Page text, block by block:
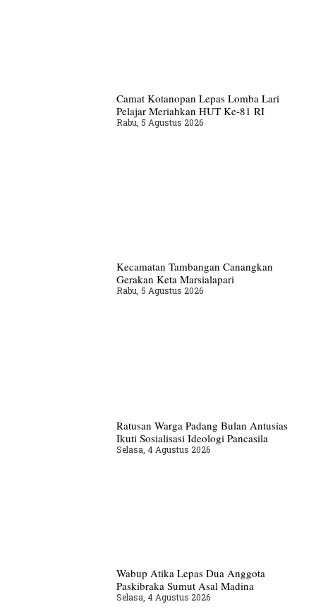
Camat Kotanopan Lepas Lomba Lari
Pelajar Meriahkan HUT Ke-81 RI
Rabu, 5 Agustus 2026
Kecamatan Tambangan Canangkan
Gerakan Keta Marsialapari
Rabu, 5 Agustus 2026
Ratusan Warga Padang Bulan Antusias
Ikuti Sosialisasi Ideologi Pancasila
Selasa, 4 Agustus 2026
Wabup Atika Lepas Dua Anggota
Paskibraka Sumut Asal Madina
Selasa, 4 Agustus 2026